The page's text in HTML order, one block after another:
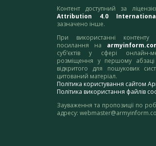
Контент доступний за
Attribution 4.0
зазначено інше.
При використанні
посилання на
суб’єктів у сфері онлайн-
розміщення у першому
відкритого для пошукових
цитований матеріал.
Політика користування сайтом
Політика використання файлів
Зауваження та пропозиції по
адресу: